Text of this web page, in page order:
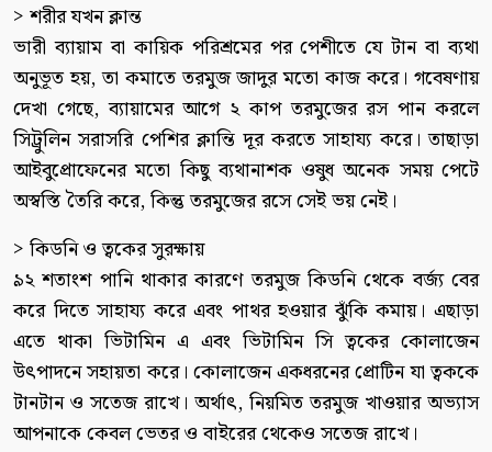
> শরীর যখন ক্লান্ত
ভারী ব্যায়াম বা কায়িক পরিশ্রমের পর পেশীতে যে টান বা ব্যথা
অনুভূত হয়, তা কমাতে তরমুজ জাদুর মতো কাজ করে। গবেষণায়
দেখা গেছে, ব্যায়ামের আগে ২ কাপ তরমুজের রস পান করলে
সিট্রুলিন সরাসরি পেশির ক্লান্তি দূর করতে সাহায্য করে। তাছাড়া
আইবুপ্রোফেনের মতো কিছু ব্যথানাশক ওষুধ অনেক সময় পেটে
অস্বস্তি তৈরি করে, কিন্তু তরমুজের রসে সেই ভয় নেই।
> কিডনি ও ত্বকের সুরক্ষায়
৯২ শতাংশ পানি থাকার কারণে তরমুজ কিডনি থেকে বর্জ্য বের
করে দিতে সাহায্য করে এবং পাথর হওয়ার ঝুঁকি কমায়। এছাড়া
এতে থাকা ভিটামিন এ এবং ভিটামিন সি ত্বকের কোলাজেন
উৎপাদনে সহায়তা করে। কোলাজেন একধরনের প্রোটিন যা ত্বককে
টানটান ও সতেজ রাখে। অর্থাৎ, নিয়মিত তরমুজ খাওয়ার অভ্যাস
আপনাকে কেবল ভেতর ও বাইরের থেকেও সতেজ রাখে।